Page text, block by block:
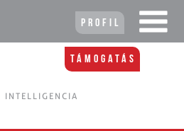
Profil
Támogatás
INTELLIGENCIA